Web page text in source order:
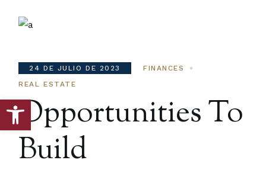
24 DE JULIO DE 2023
FINANCES
REAL ESTATE
Opportunities To
Build
Abrir barra de herramientas